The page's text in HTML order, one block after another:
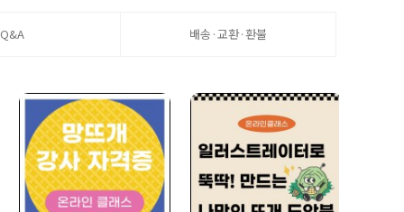
Q&A 배송·교환·환불